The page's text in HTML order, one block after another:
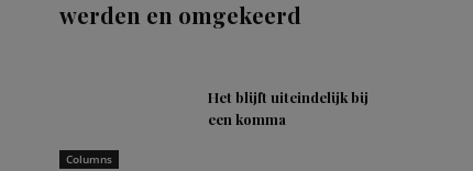
werden en omgekeerd
Columns
Het blijft uiteindelijk bij
een komma